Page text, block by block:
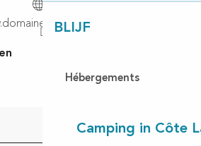
BLIJF
Hébergements
Camping in Côte